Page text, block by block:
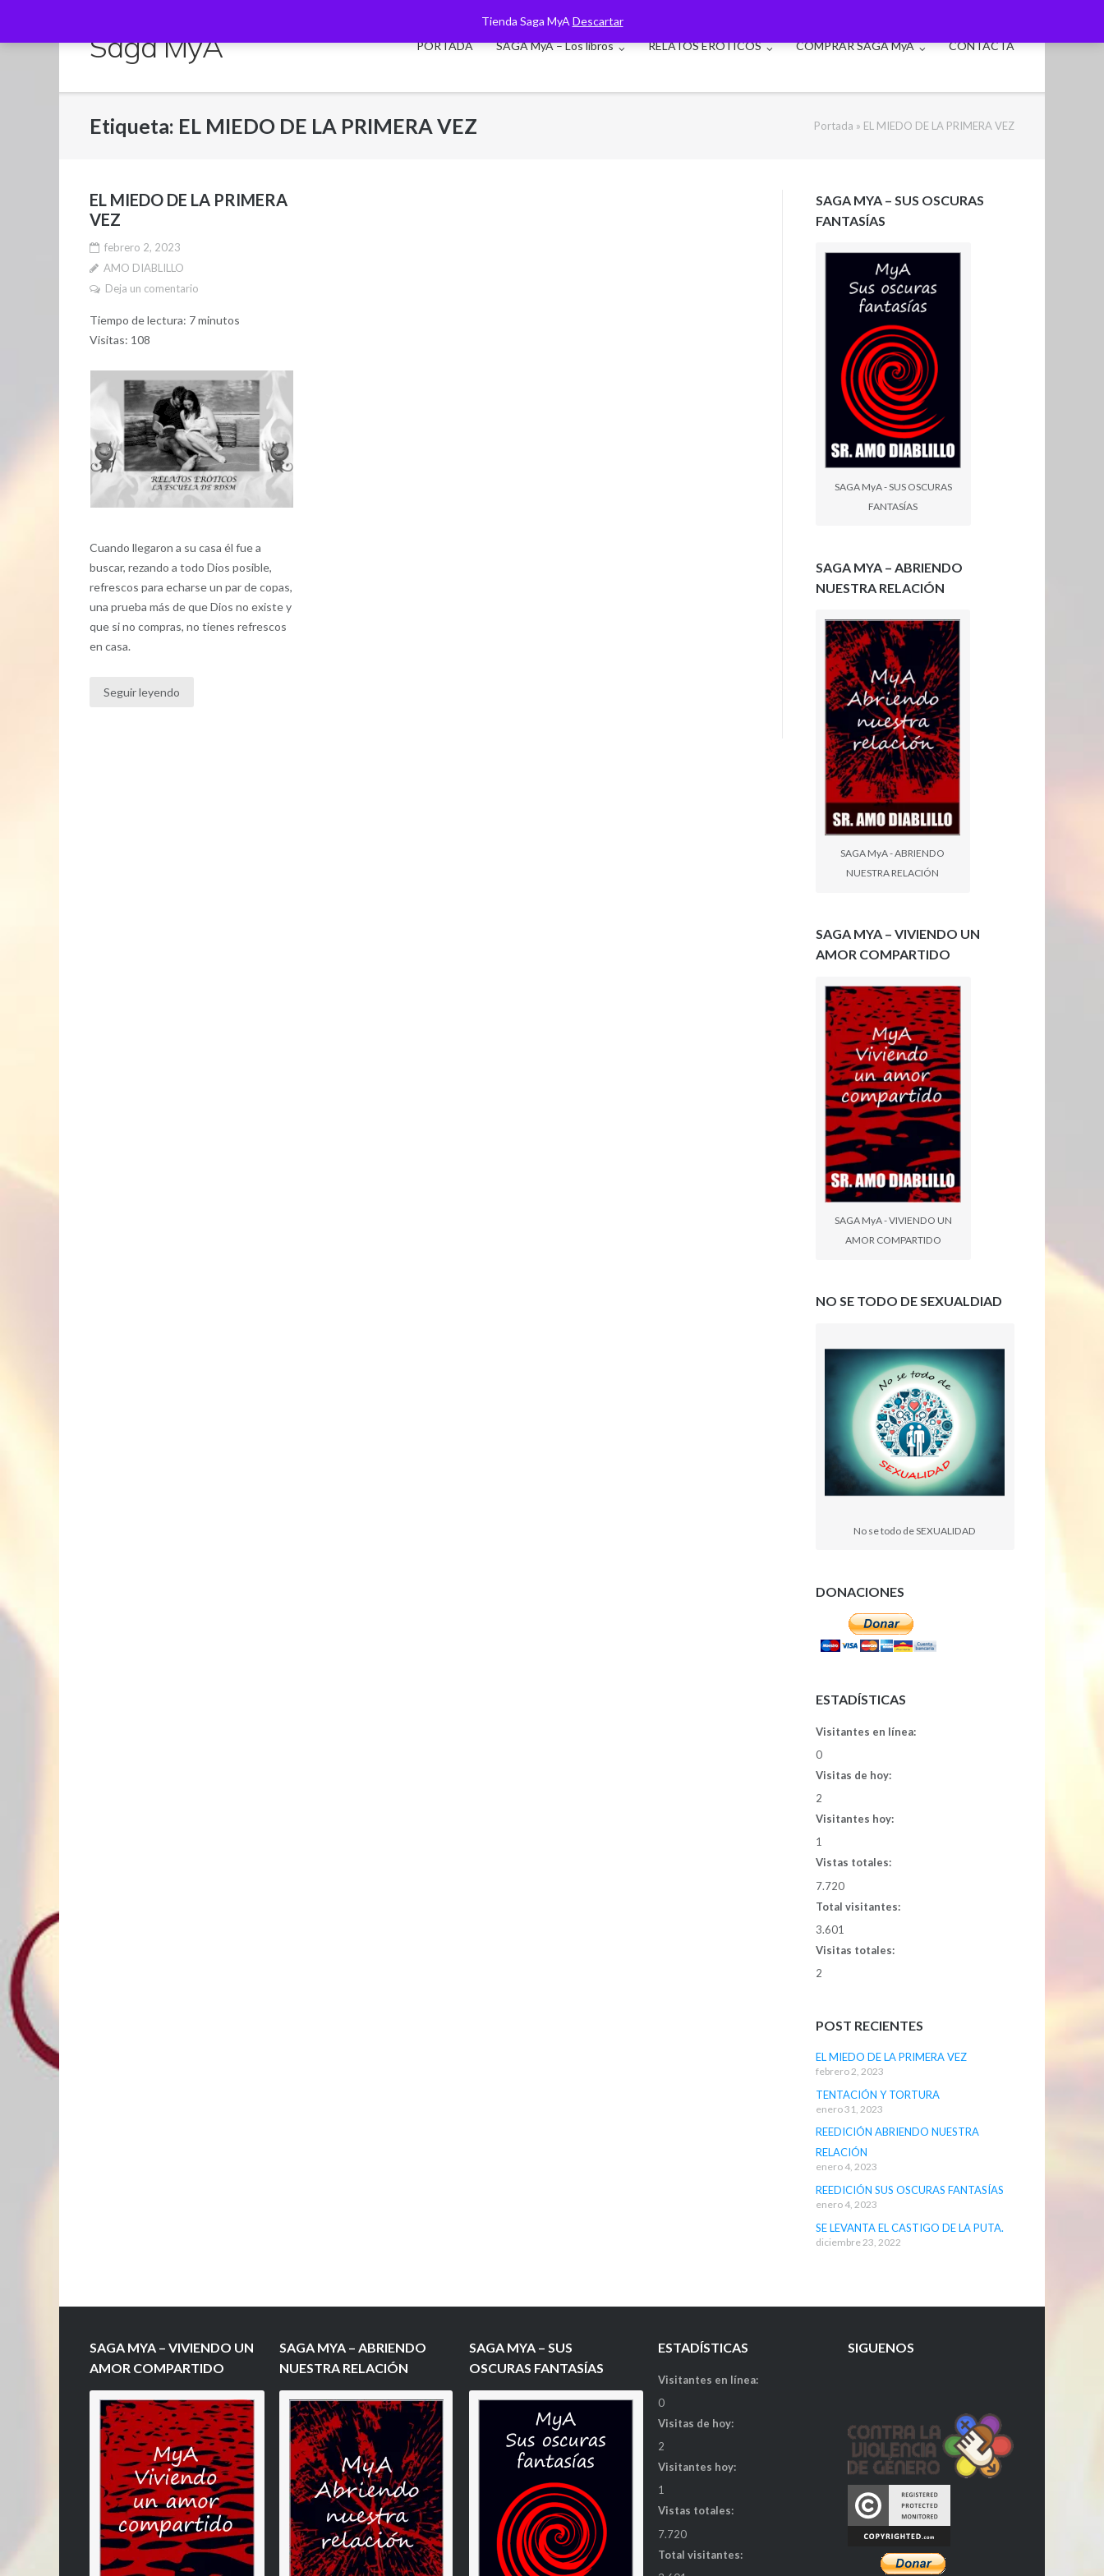
Tienda Saga MyA Descartar
contenidoSaga MyA PORTADA SAGA MyA – Los libros RELATOS ERÓTICOS COMPRAR SAGA MyA CONTACTA
Etiqueta: EL MIEDO DE LA PRIMERA VEZ Portada » EL MIEDO DE LA PRIMERA VEZ
EL MIEDO DE LA PRIMERA
VEZ
febrero 2, 2023
AMO DIABLILLO
Deja un comentario
Tiempo de lectura: 7 minutos
Visitas: 108
Cuando llegaron a su casa él fue a
buscar, rezando a todo Dios posible,
refrescos para echarse un par de copas,
una prueba más de que Dios no existe y
que si no compras, no tienes refrescos
en casa.
Seguir leyendo
SAGA MYA – SUS OSCURAS
FANTASÍAS
SAGA MyA - SUS OSCURAS
FANTASÍAS
SAGA MYA – ABRIENDO
NUESTRA RELACIÓN
SAGA MyA - ABRIENDO
NUESTRA RELACIÓN
SAGA MYA – VIVIENDO UN
AMOR COMPARTIDO
SAGA MyA - VIVIENDO UN
AMOR COMPARTIDO
NO SE TODO DE SEXUALDIAD
No se todo de SEXUALIDAD
DONACIONES
ESTADÍSTICAS
Visitantes en línea:
0
Visitas de hoy:
2
Visitantes hoy:
1
Vistas totales:
7.720
Total visitantes:
3.601
Visitas totales:
2
POST RECIENTES
EL MIEDO DE LA PRIMERA VEZ
febrero 2, 2023
TENTACIÓN Y TORTURA
enero 31, 2023
REEDICIÓN ABRIENDO NUESTRA
RELACIÓN
enero 4, 2023
REEDICIÓN SUS OSCURAS FANTASÍAS
enero 4, 2023
SE LEVANTA EL CASTIGO DE LA PUTA.
diciembre 23, 2022
SAGA MYA – VIVIENDO UN
AMOR COMPARTIDO
SAGA MYA – ABRIENDO
NUESTRA RELACIÓN
SAGA MYA – SUS
OSCURAS FANTASÍAS
ESTADÍSTICAS
Visitantes en línea:
0
Visitas de hoy:
2
Visitantes hoy:
1
Vistas totales:
7.720
Total visitantes:
SIGUENOS